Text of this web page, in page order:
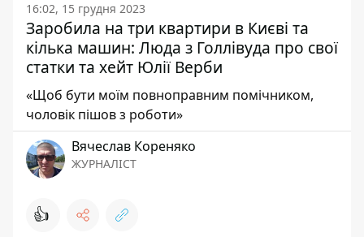
16:02, 15 грудня 2023
Заробила на три квартири в Києві та
кілька машин: Люда з Голлівуда про свої
статки та хейт Юлії Верби
«Щоб бути моїм повноправним помічником,
чоловік пішов з роботи»
Вячеслав Кореняко
ЖУРНАЛІСТ
👍